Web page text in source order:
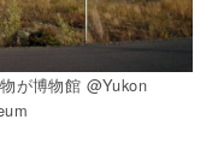
が博物館 @Yukon